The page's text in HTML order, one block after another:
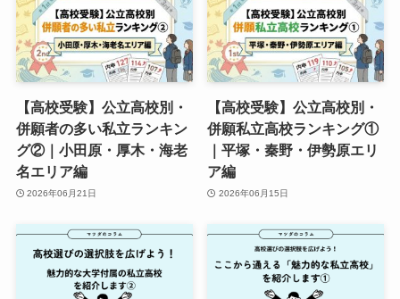
【高校受験】公立高校別・
併願者の多い私立ランキン
グ②｜小田原・厚木・海老
名エリア編
2026年06月21日
【高校受験】公立高校別・
併願私立高校ランキング①
｜平塚・秦野・伊勢原エリ
ア編
2026年06月15日